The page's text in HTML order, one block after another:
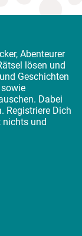
Abenteurer
lösen und
Geschichten
Dabei
Registriere Dich
nichts und